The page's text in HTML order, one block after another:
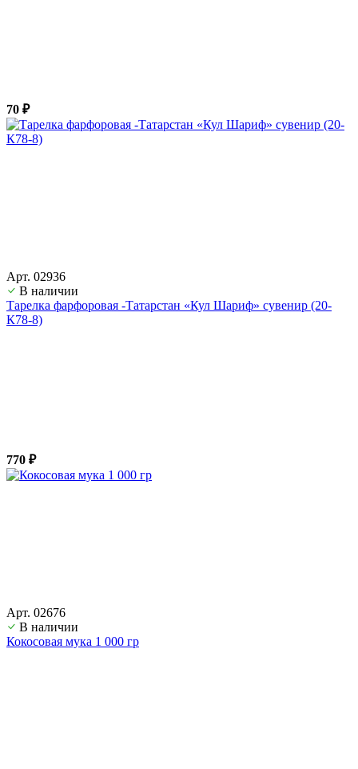
70 ₽
Арт. 02936
В наличии
Тарелка фарфоровая -Татарстан «Кул Шариф» сувенир (20-
К78-8)
770 ₽
Арт. 02676
В наличии
Кокосовая мука 1 000 гр